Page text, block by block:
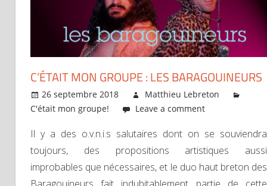
C’ÉTAIT MON GROUPE : LES BARAGOUINEURS
26 septembre 2018
Matthieu Lebreton
C'était mon groupe!
Leave a comment
Il y a des o.v.n.i.s salutaires dont on se souviendra
toujours, des propositions artistiques aussi
improbables que nécessaires, et le duo haut breton des